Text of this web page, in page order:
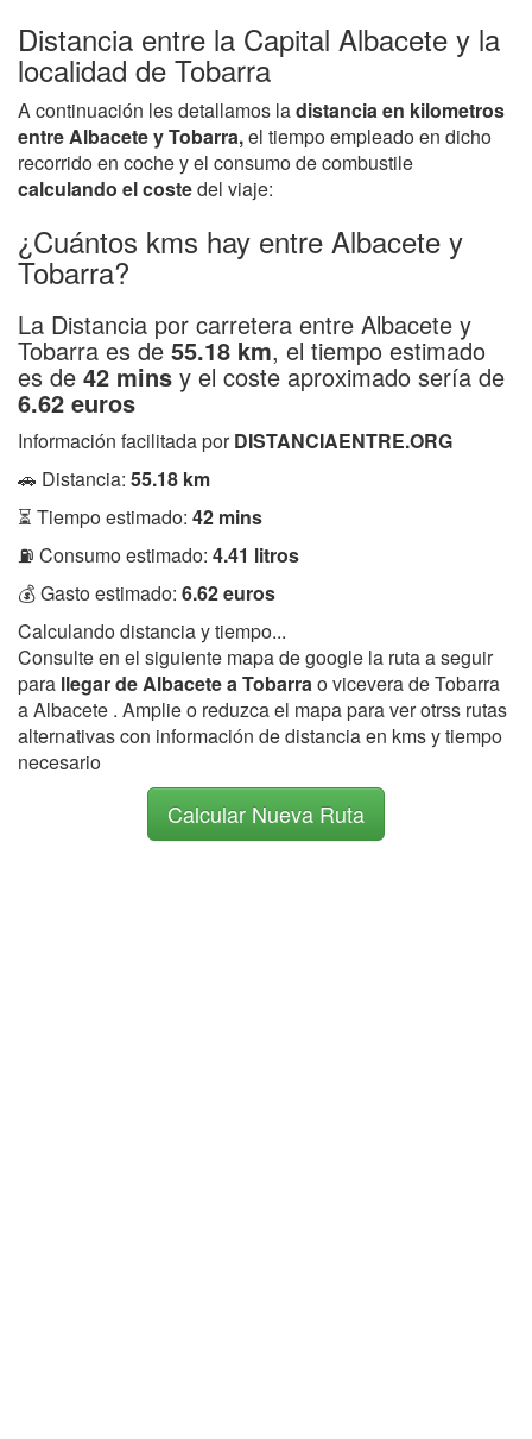
Distancia entre la Capital Albacete y la
localidad de Tobarra
A continuación les detallamos ladistancia en kilometros
entre Albacete y Tobarra,el tiempo empleado en dicho
recorrido en coche y el consumo de combustile
calculando el costedel viaje:
¿Cuántos kms hay entre Albacete y
Tobarra?
La Distancia por carretera entre Albacete y
Tobarra es de 55.18 km, el tiempo estimado
es de 42 mins y el coste aproximado sería de
6.62 euros
Información facilitada porDISTANCIAENTRE.ORG
🚗 Distancia: 55.18 km
⏳ Tiempo estimado: 42 mins
⛽ Consumo estimado: 4.41 litros
💰 Gasto estimado: 6.62 euros
Calculando distancia y tiempo...
Consulte en el siguiente mapa de google la ruta a seguir
para llegar de Albacete a Tobarrao vicevera de Tobarra
a Albacete . Amplie o reduzca el mapa para ver otrss rutas
alternativas con información de distancia en kms y tiempo
necesario
Calcular Nueva Ruta